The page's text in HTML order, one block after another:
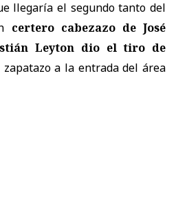
llegaría el segundo tanto del
certero cabezazo de José
Leyton dio el tiro de
a la entrada del área